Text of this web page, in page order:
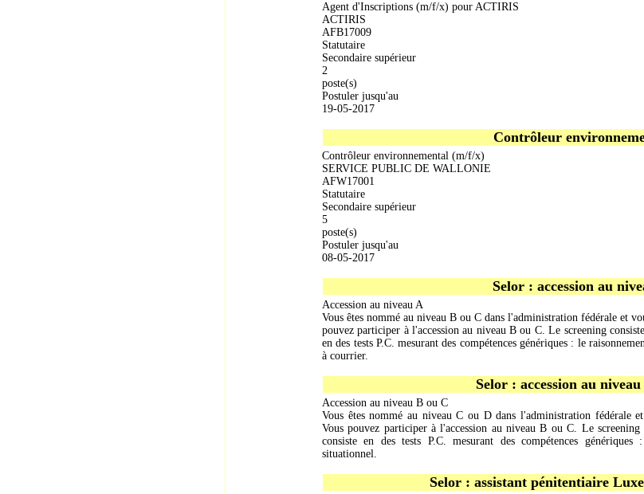
Agent d'Inscriptions (m/f/x) pour ACTIRIS
ACTIRIS
AFB17009
Statutaire
Secondaire supérieur
2
poste(s)
Postuler jusqu'au
19-05-2017
Contrôleur
Contrôleur environnemental (m/f/x)
SERVICE PUBLIC DE WALLONIE
AFW17001
Statutaire
Secondaire supérieur
5
poste(s)
Postuler jusqu'au
08-05-2017
Selor : accession au
Accession au niveau A
Vous êtes nommé au niveau B ou C dans l'administration fédérale et
pouvez participer à l'accession au niveau B ou C. Le screening
en des tests P.C. mesurant des compétences génériques : le
à courrier.
Selor : accession au
Accession au niveau B ou C
Vous êtes nommé au niveau C ou D dans l'administration fédérale
Vous pouvez participer à l'accession au niveau B ou C. Le screening
consiste en des tests P.C. mesurant des compétences
situationnel.
Selor : assistant pénitentiaire